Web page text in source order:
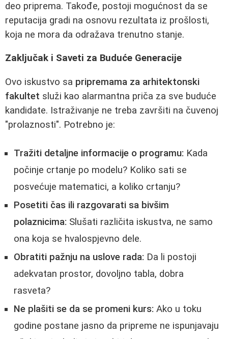
deo priprema. Takođe, postoji mogućnost da se
reputacija gradi na osnovu rezultata iz prošlosti,
koja ne mora da odražava trenutno stanje.
Zaključak i Saveti za Buduće Generacije
Ovo iskustvo sa pripremama za arhitektonski
fakultet služi kao alarmantna priča za sve buduće
kandidate. Istraživanje ne treba završiti na čuvenoj
"prolaznosti". Potrebno je:
Tražiti detaljne informacije o programu: Kada
počinje crtanje po modelu? Koliko sati se
posvećuje matematici, a koliko crtanju?
Posetiti čas ili razgovarati sa bivšim
polaznicima: Slušati različita iskustva, ne samo
ona koja se hvalospjevno dele.
Obratiti pažnju na uslove rada: Da li postoji
adekvatan prostor, dovoljno tabla, dobra
rasveta?
Ne plašiti se da se promeni kurs: Ako u toku
godine postane jasno da pripreme ne ispunjavaju